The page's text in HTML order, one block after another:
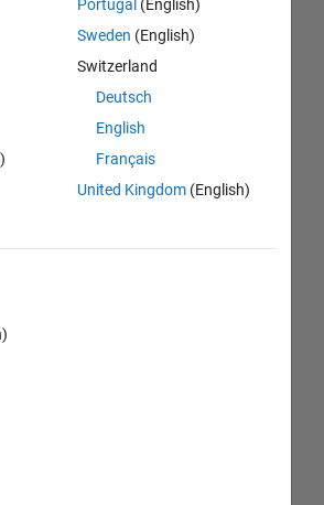
Portugal (English)
Sweden (English)
Switzerland
Deutsch
English
Français
United Kingdom(English)